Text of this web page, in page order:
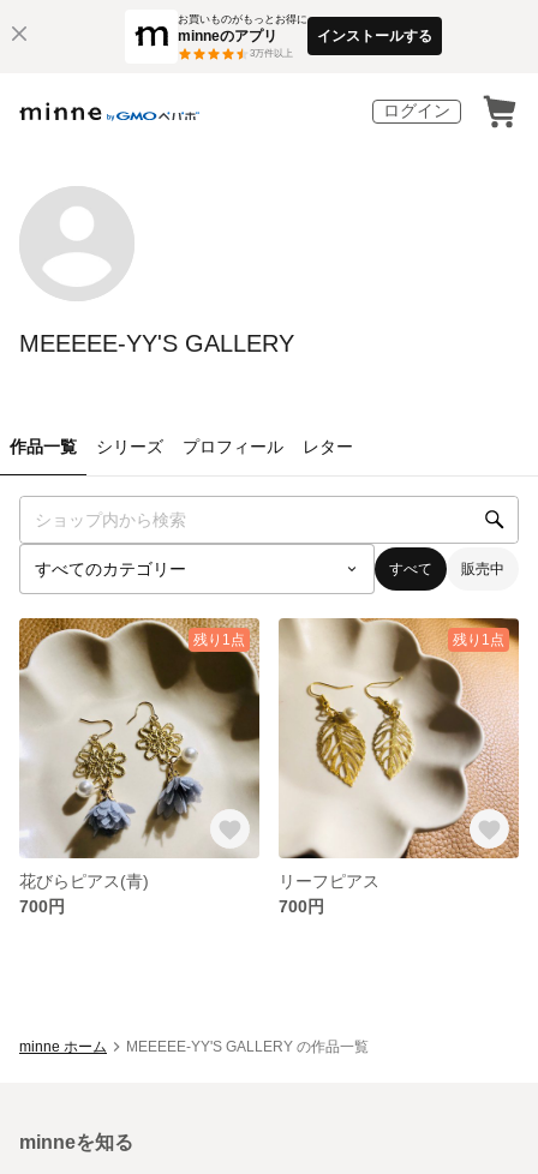
お買いものがもっとお得に
minneのアプリ
3万件以上
インストールする
ログイン
MEEEEE-YY'S GALLERY
作品一覧 シリーズ プロフィール レター
すべて 販売中
残り1点
花びらピアス(青)
700円
残り1点
リーフピアス
700円
minne ホーム MEEEEE-YY'S GALLERY の作品一覧
minneを知る